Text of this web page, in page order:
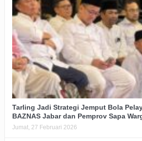
Tarling Jadi Strategi Jemput Bola
BAZNAS Jabar dan Pemprov Sapa
Jumat, 27 Februari 2026